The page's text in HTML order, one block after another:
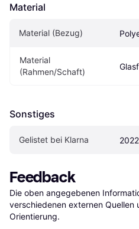
Material
Material (Bezug)
Material
(Rahmen/Schaft)
Sonstiges
Gelistet bei Klarna
Feedback
Die oben angegebenen
verschiedenen externen Quellen
Orientierung.